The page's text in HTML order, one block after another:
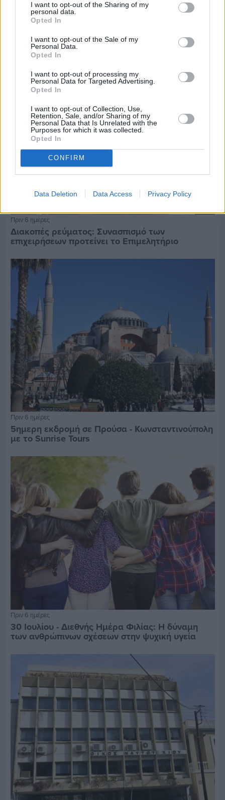
I want to opt-out of the Sharing of my
personal data.
Opted In
I want to opt-out of the Sale of my
Personal Data.
Opted In
I want to opt-out of processing my
Personal Data for Targeted Advertising.
Opted In
I want to opt-out of Collection, Use,
Retention, Sale, and/or Sharing of my
Personal Data that Is Unrelated with the
Purposes for which it was collected.
Opted In
CONFIRM
Data Deletion Data Access Privacy Policy
Πριν 6 ημέρες
Εργασίες ασφαλτόστρωσης σε τρεις οδούς του
Βαρβασίου
Πριν 6 ημέρες
Διακοπές ρεύματος: Συνασπισμό των
επιχειρήσεων προτείνει το Επιμελητήριο
Πριν 6 ημέρες
5ημερη εκδρομή σε Προύσα - Κωνσταντινούπολη
με το Sunrise Tours
Πριν 6 ημέρες
30 Ιουλίου - Διεθνής Ημέρα Φιλίας: Η δύναμη
των ανθρώπινων σχέσεων στην ψυχική υγεία